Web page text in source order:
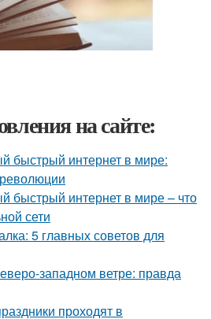
на сайте:
быстрый интернет в мире:
быстрый интернет в мире – что
сети
5 главных советов для
западном ветре: правда
проходят в